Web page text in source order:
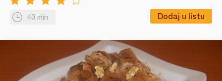
40 min Dodaj u listu